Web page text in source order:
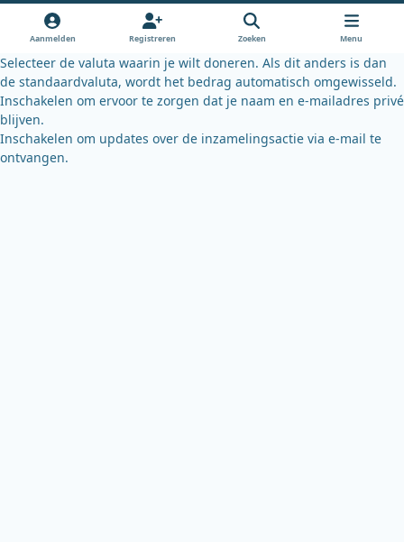
k
k
y
Aanmelden Registreren Zoeken Menu
Selecteer de valuta waarin je wilt doneren. Als dit anders is dan
de standaardvaluta, wordt het bedrag automatisch omgewisseld.
Inschakelen om ervoor te zorgen dat je naam en e-mailadres privé
blijven.
Inschakelen om updates over de inzamelingsactie via e-mail te
ontvangen.